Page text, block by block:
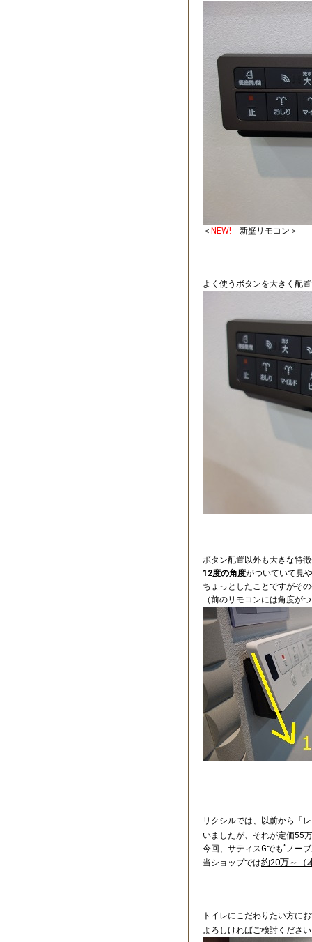
＜ NEW! 新壁リモコン＞
よく使うボタンを大きく配
ボタン配置以外も大きな特
12度の角度がついていて見
ちょっとしたことですがそ
（前のリモコンには角度が
リクシルでは、以前から「
いましたが、それが定価55
今回、サティスGでも”ノー
当ショップでは約20万～（
トイレにこだわりたい方に
よろしければご検討くださ